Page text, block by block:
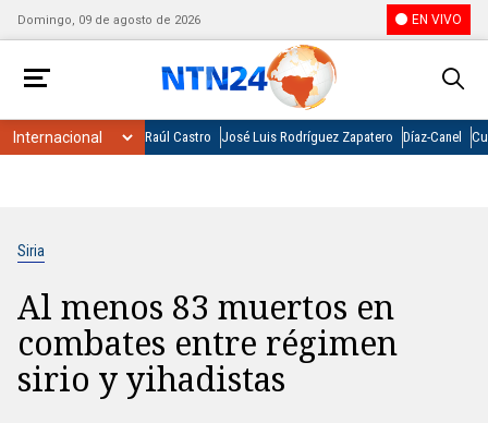
Domingo, 09 de agosto de 2026 EN VIVO
Raúl Castro José Luis Rodríguez Zapatero Díaz-Canel
Siria
Al menos 83 muertos en
combates entre régimen
sirio y yihadistas